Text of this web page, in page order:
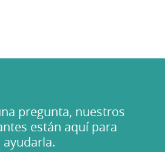
pregunta, nuestros
están aquí para
ayudarla.